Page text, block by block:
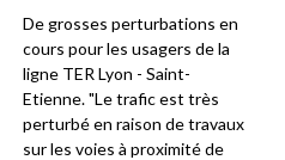
De grosses perturbations en
cours pour les usagers de la
ligne TER Lyon - Saint-
Etienne. "Le trafic est très
perturbé en raison de travaux
sur les voies à proximité de